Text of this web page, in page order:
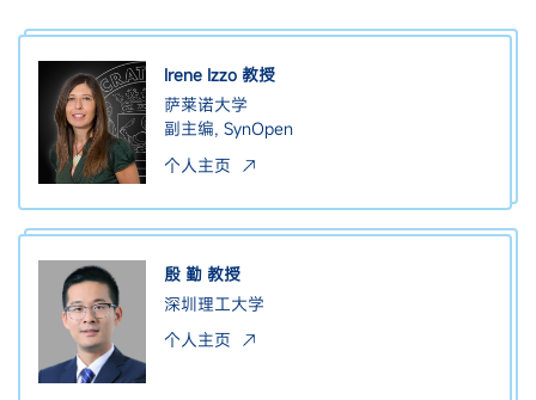
Irene Izzo 教授
萨莱诺大学
副主编, SynOpen
个人主页
殷 勤 教授
深圳理工大学
个人主页